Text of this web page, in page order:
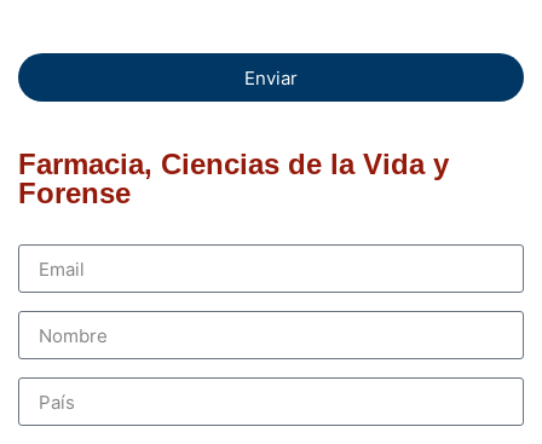
Enviar
Farmacia, Ciencias de la Vida y
Forense